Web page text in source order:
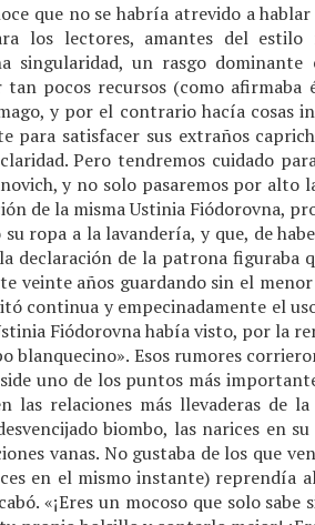
que no se habría atrevido a
los lectores, amantes del
singularidad, un rasgo
pocos recursos (como
y por el contrario hacía cosas
para satisfacer sus extraños
Pero tendremos cuidado
y no solo pasaremos por alto
de la misma Ustinia Fiódorovna,
ropa a la lavandería, y que, de
declaración de la patrona figuraba
veinte años guardando sin el
continua y empecinadamente el
Fiódorovna había visto, por la
blanquecino». Esos rumores
uno de los puntos más
las relaciones más llevaderas de
biombo, las narices en
vanas. No gustaba de los que
en el mismo instante) reprendía
«¡Eres un mocoso que solo